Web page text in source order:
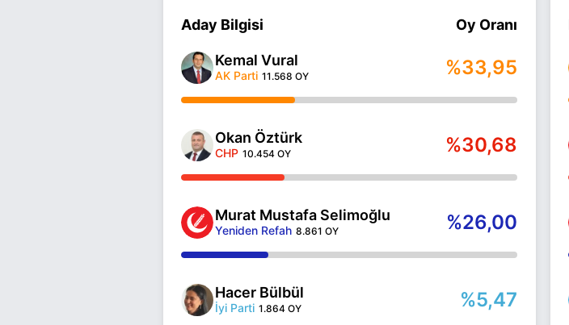
Aday Bilgisi Oy Oranı
Kemal Vural
AK Parti 11.568 OY %33,95
Okan Öztürk
CHP 10.454 OY %30,68
Murat Mustafa Selimoğlu
Yeniden Refah 8.861 OY %26,00
Hacer Bülbül
İyi Parti 1.864 OY %5,47